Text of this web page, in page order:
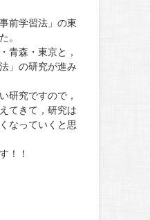
前学習法」の東
。
青森・東京と，
」の研究が進み
研究ですので，
てきて，研究は
なっていくと思
！！